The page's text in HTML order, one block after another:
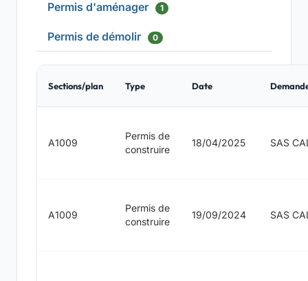
Permis d'aménager 1
Permis de démolir 0
Sections/plan Type Date
A1009
Permis de
construire
18/04/2025 SAS
A1009
Permis de
construire
19/09/2024 SAS